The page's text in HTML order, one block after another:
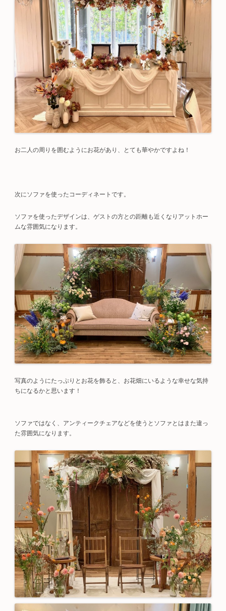
お二人の周りを囲むようにお花があり、とても華やかですよね！
次にソファを使ったコーディネートです。
ソファを使ったデザインは、ゲストの方との距離も近くなりアットホー
ムな雰囲気になります。
写真のようにたっぷりとお花を飾ると、お花畑にいるような幸せな気持
ちになるかと思います！
ソファではなく、アンティークチェアなどを使うとソファとはまた違っ
た雰囲気になります。